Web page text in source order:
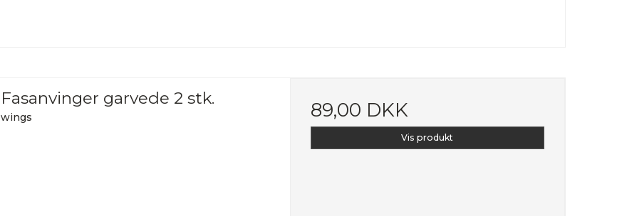
Fasanvinger garvede 2 stk.
wings 89,00 DKK
Vis produkt